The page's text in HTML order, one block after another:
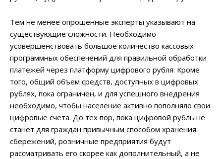
Тем не менее опрошенные эксперты указывают на
существующие сложности. Необходимо
усовершенствовать большое количество кассовых
программных обеспечений для правильной обработки
платежей через платформу цифрового рубля. Кроме
того, общий объем средств, доступных в цифровых
рублях, пока ограничен, и для успешного внедрения
необходимо, чтобы население активно пополняло свои
цифровые счета. До тех пор, пока цифровой рубль не
станет для граждан привычным способом хранения
сбережений, розничные предприятия будут
рассматривать его скорее как дополнительный, а не